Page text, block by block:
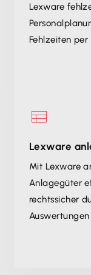
Lexware
Fehlzeiten
Lexware
Mit Lexware
Anlagegüter
rechtssicher